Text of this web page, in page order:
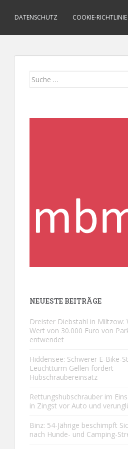
DATENSCHUTZ COOKIE-
Suche
NEUESTE BEITRÄGE
Dreister Diebstahl in Miltzow:
Wert von 30.000 Euro von
entwendet
Hiddensee: Schwerer E-Bike-
Leuchtturm Gellen fordert
Hubschraubereinsatz
Rettungshubschrauber im
in Zingst vor Auto und
Binz: 54-Jährige beschimpft
nach Hunde- und Camping-